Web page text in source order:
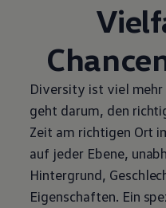
Diversity ist viel mehr
geht darum, den
Zeit am richtigen Ort
auf jeder Ebene,
Hintergrund,
Eigenschaften. Ein